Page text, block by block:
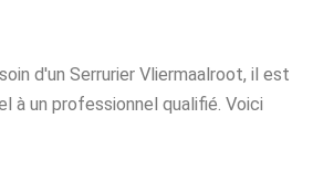
d'un Serrurier Vliermaalroot, il est
à un professionnel qualifié. Voici